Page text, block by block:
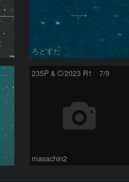
ろどすた
7月10日のC/2023 R1（パンスターズ彗星） 235P & C/2023 R1 7/9
masachin2